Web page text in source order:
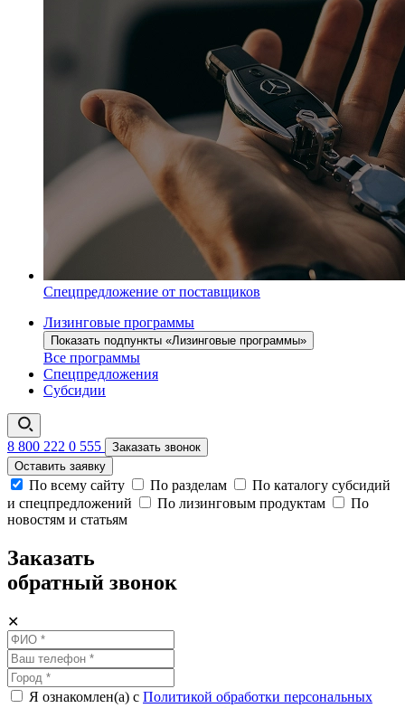
Спецпредложение от поставщиков
Лизинговые программы
Показать подпункты «Лизинговые программы»
Все программы
Спецпредложения
Субсидии
8 800 222 0 555
Заказать звонок
Оставить заявку
По всему сайту По разделам
По каталогу субсидий
и спецпредложений
По лизинговым продуктам
По
новостям и статьям
Заказать
обратный звонок
✕
Я ознакомлен(а) с Политикой обработки персональных